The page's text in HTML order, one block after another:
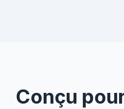
Conçu